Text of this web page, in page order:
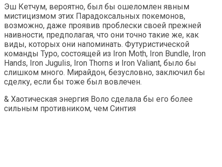
Эш Кетчум, вероятно, был бы ошеломлен явным
мистицизмом этих Парадоксальных покемонов,
возможно, даже проявив проблески своей прежней
наивности, предполагая, что они точно такие же, как
виды, которых они напоминать. Футуристической
команды Туро, состоящей из Iron Moth, Iron Bundle, Iron
Hands, Iron Jugulis, Iron Thorns и Iron Valiant, было бы
слишком много. Мирайдон, безусловно, заключил бы
сделку, если бы тоже был вовлечен.
& Хаотическая энергия Воло сделала бы его более
сильным противником, чем Синтия